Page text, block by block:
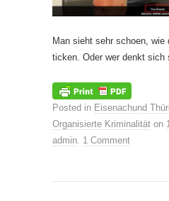
Man sieht sehr schoen,
ticken. Oder wer denkt sich
Posted in Eisenachund
Organisierte Kriminalität on
admin 1 Comment